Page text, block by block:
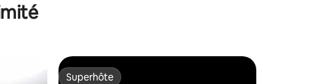
Superhôte